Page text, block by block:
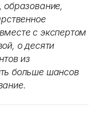
образование,
с экспертом
о десяти
из
больше шансов